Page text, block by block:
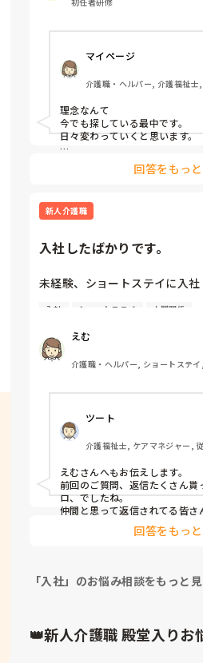
また、いつ頃介護理念を持つ
マイページ
介護職・ヘルパー, 介護福祉
理念なんて
今でも探している最中です。
日々変わっていくと思います。
今目の前にあること、すべきこ
回答をもっ
新人介護職
入社したばかりです。
未経験、ショートステイに入社
まだ仕事内容も人間関係にも
いつか、どちらもうまく行くよ
か…。
出来上がっているコミュニテ
みなさんはどのくらいして馴染
入社 ショートステイ 人間関係
えむ
介護職・ヘルパー, ショートステ
ツート
介護福祉士, ケアマネジャー,
えむさんへもお伝えします。
前回のご質問、返信たくさん貰
ロ、でしたね。
仲間と思って返信されてる皆さ
たり前なのですかね…？
せめて、コメントか、イイネの
いません…　でも、何か、違う
りするのは、普通の事ではない
ても、応えがあります、、なー
思いますね、、
回答をもっ
「入社」のお悩み相談をもっと
👑新人介護職 殿堂入りお